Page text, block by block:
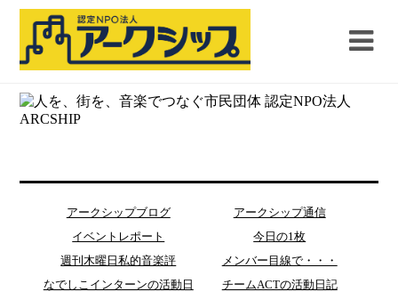
アークシップブログ
アークシップ通信
イベントレポート
今日の1枚
週刊木曜日私的音楽評
メンバー目線で・・・
なでしこインターンの活動日
チームACTの活動日記